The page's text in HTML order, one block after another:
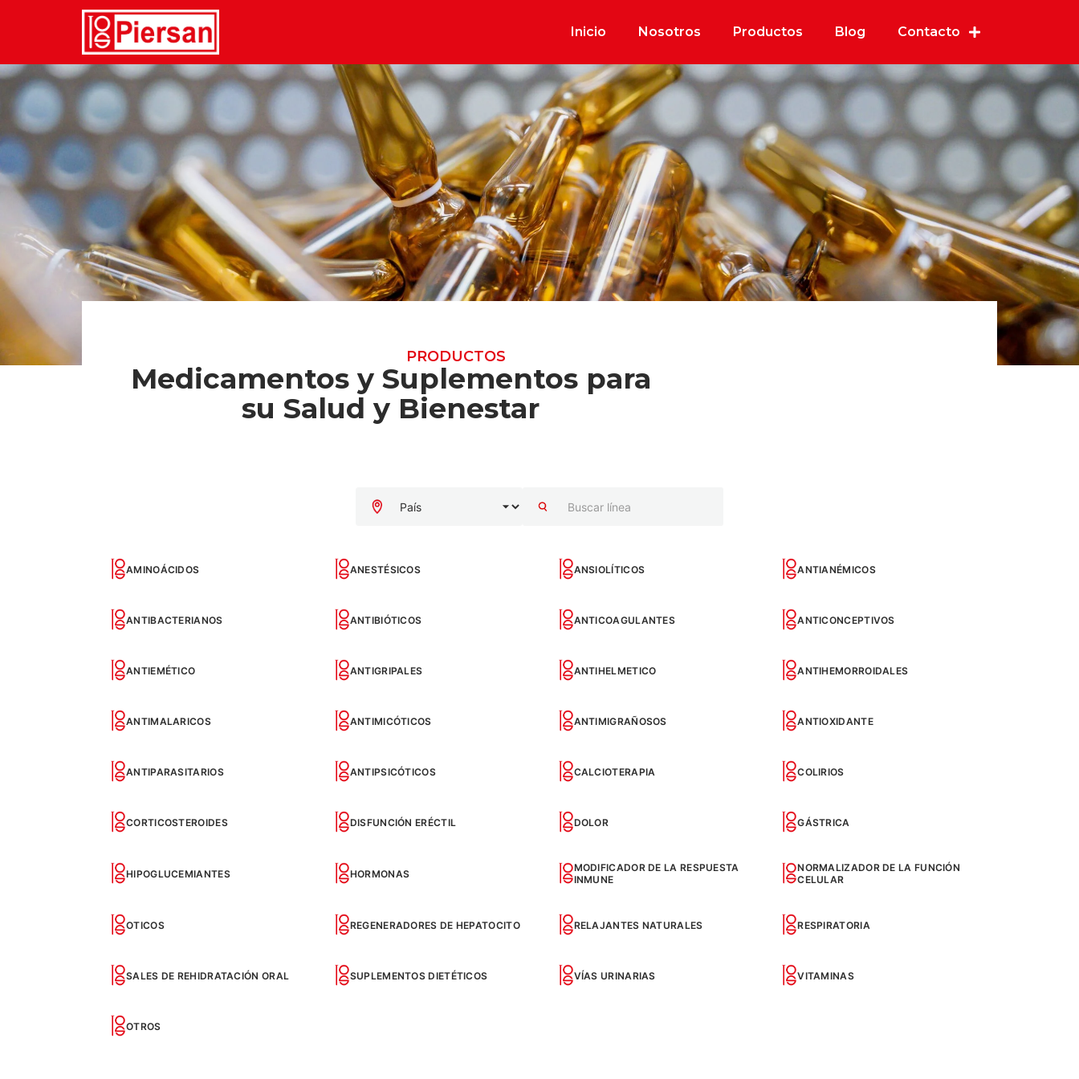
Inicio Nosotros Productos Blog Contacto
PRODUCTOS
Medicamentos y Suplementos para
su Salud y Bienestar
AMINOÁCIDOS ANESTÉSICOS ANSIOLÍTICOS ANTIANÉMICOS
ANTIBACTERIANOS ANTIBIÓTICOS ANTICOAGULANTES ANTICONCEPTIVOS
ANTIEMÉTICO ANTIGRIPALES ANTIHELMETICO ANTIHEMORROIDALES
ANTIMALARICOS ANTIMICÓTICOS ANTIMIGRAÑOSOS ANTIOXIDANTE
ANTIPARASITARIOS ANTIPSICÓTICOS CALCIOTERAPIA COLIRIOS
CORTICOSTEROIDES DISFUNCIÓN ERÉCTIL DOLOR GÁSTRICA
HIPOGLUCEMIANTES HORMONAS
MODIFICADOR DE LA RESPUESTA
INMUNE
NORMALIZADOR DE LA FUNCIÓN
CELULAR
OTICOS REGENERADORES DE HEPATOCITO RELAJANTES NATURALES RESPIRATORIA
SALES DE REHIDRATACIÓN ORAL SUPLEMENTOS DIETÉTICOS VÍAS URINARIAS VITAMINAS
OTROS